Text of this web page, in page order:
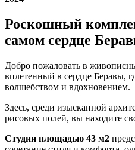
Роскошный
самом сердце
Добро пожаловать в
вплетенный в сердце Беравы,
волшебством и вдохновением.
Здесь, среди изысканной
рисовых полей, вы находите
Студии площадью 43 м2